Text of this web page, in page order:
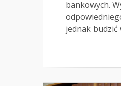
bankowych.
jednak budzić